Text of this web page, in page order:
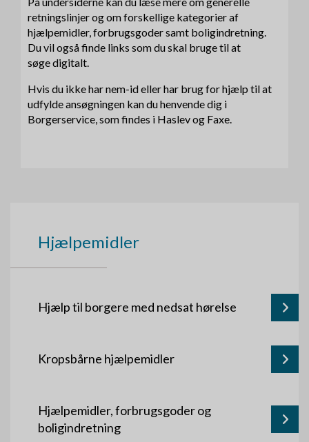
retningslinjer og om forskellige kategorier af
hjælpemidler, forbrugsgoder samt boligindretning.
Du vil også finde links som du skal bruge til at
søge digitalt.
Hvis du ikke har nem-id eller har brug for hjælp til at
udfylde ansøgningen kan du henvende dig i
Borgerservice, som findes i Haslev og Faxe.
Hjælpemidler
Hjælp til borgere med nedsat hørelse
Kropsbårne hjælpemidler
Hjælpemidler, forbrugsgoder og
boligindretning